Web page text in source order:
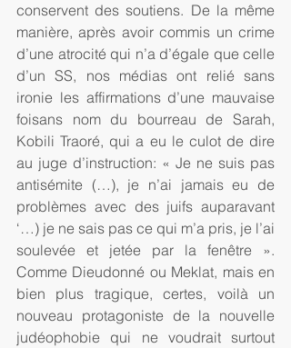
conservent des soutiens. De la même
manière, après avoir commis un crime
d’une atrocité qui n’a d’égale que celle
d’un SS, nos médias ont relié sans
ironie les affirmations d’une mauvaise
foisans nom du bourreau de Sarah,
Kobili Traoré, qui a eu le culot de dire
au juge d’instruction: « Je ne suis pas
antisémite (…), je n’ai jamais eu de
problèmes avec des juifs auparavant
‘…) je ne sais pas ce qui m’a pris, je l’ai
soulevée et jetée par la fenêtre ».
Comme Dieudonné ou Meklat, mais en
bien plus tragique, certes, voilà un
nouveau protagoniste de la nouvelle
judéophobie qui ne voudrait surtout